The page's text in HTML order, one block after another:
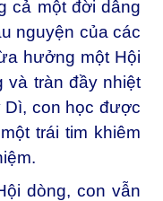
cả một đời dâng
nguyện của các
hưởng một Hội
và tràn đầy nhiệt
Dì, con học được
trái tim khiêm
dòng, con vẫn